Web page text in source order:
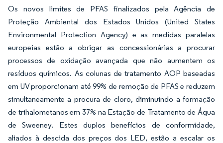
Os novos limites de PFAS finalizados pela Agência de
Proteção Ambiental dos Estados Unidos (United States
Environmental Protection Agency) e as medidas paralelas
europeias estão a obrigar as concessionárias a procurar
processos de oxidação avançada que não aumentem os
resíduos químicos. As colunas de tratamento AOP baseadas
em UV proporcionam até 99% de remoção de PFAS e reduzem
simultaneamente a procura de cloro, diminuindo a formação
de trihalometanos em 37% na Estação de Tratamento de Água
de Sweeney. Estes duplos benefícios de conformidade,
aliados à descida dos preços dos LED, estão a escalar os